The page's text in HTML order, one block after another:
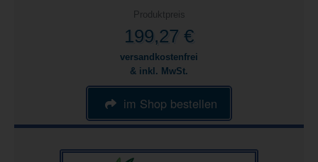
Produktpreis
199,27 €
versandkostenfrei
& inkl. MwSt.
im Shop bestellen